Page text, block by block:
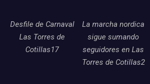
Desfile de Carnaval
Las Torres de
Cotillas17
La marcha nordica
sigue sumando
seguidores en Las
Torres de Cotillas2